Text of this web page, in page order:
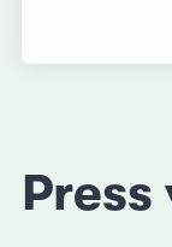
Press